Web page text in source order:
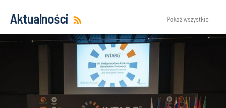
Aktualności Pokaż wszystkie